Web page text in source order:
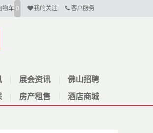
物车 0 我的关注 客户服务
展会资讯 佛山招聘
房产租售 酒店商城